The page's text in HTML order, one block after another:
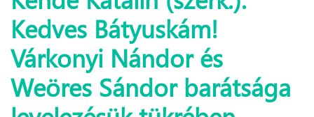
Kedves Bátyuskám!
Várkonyi Nándor és
Weöres Sándor barátsága